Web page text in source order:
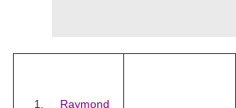
Raymond